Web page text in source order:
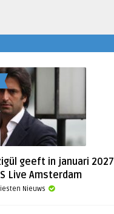
geeft in januari 2027
Live Amsterdam
Nieuws